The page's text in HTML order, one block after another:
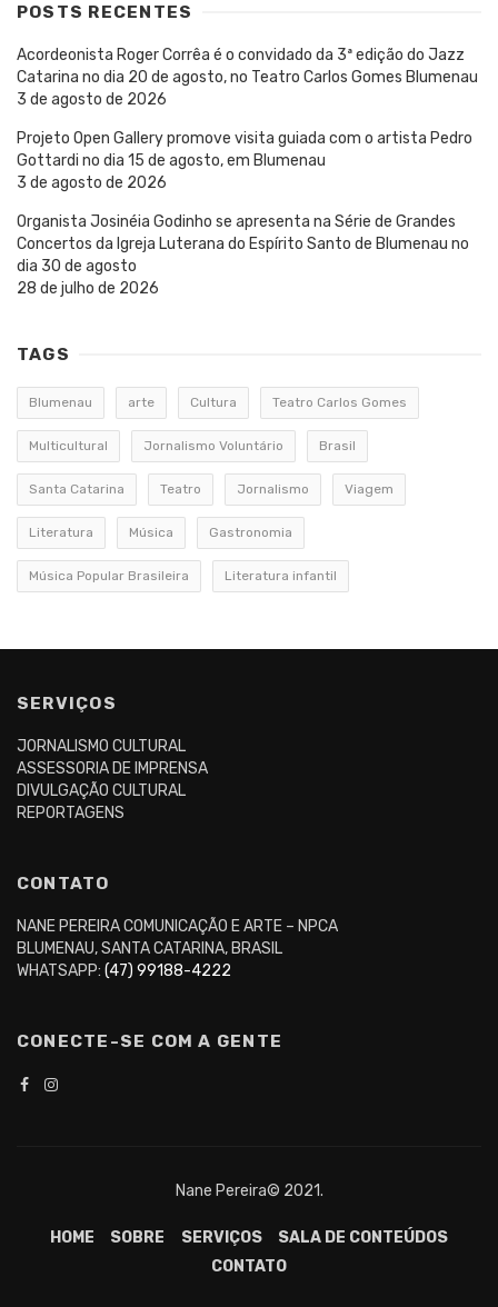
POSTS RECENTES
Acordeonista Roger Corrêa é o convidado da 3ª edição do Jazz
Catarina no dia 20 de agosto, no Teatro Carlos Gomes Blumenau
3 de agosto de 2026
Projeto Open Gallery promove visita guiada com o artista Pedro
Gottardi no dia 15 de agosto, em Blumenau
3 de agosto de 2026
Organista Josinéia Godinho se apresenta na Série de Grandes
Concertos da Igreja Luterana do Espírito Santo de Blumenau no
dia 30 de agosto
28 de julho de 2026
TAGS
Blumenau arte Cultura Teatro Carlos Gomes
Multicultural Jornalismo Voluntário Brasil
Santa Catarina Teatro Jornalismo Viagem
Literatura Música Gastronomia
Música Popular Brasileira Literatura infantil
SERVIÇOS
JORNALISMO CULTURAL
ASSESSORIA DE IMPRENSA
DIVULGAÇÃO CULTURAL
REPORTAGENS
CONTATO
NANE PEREIRA COMUNICAÇÃO E ARTE – NPCA
BLUMENAU, SANTA CATARINA, BRASIL
WHATSAPP: (47) 99188-4222
CONECTE-SE COM A GENTE
Nane Pereira© 2021.
HOME SOBRE SERVIÇOS
SALA DE CONTEÚDOS
CONTATO